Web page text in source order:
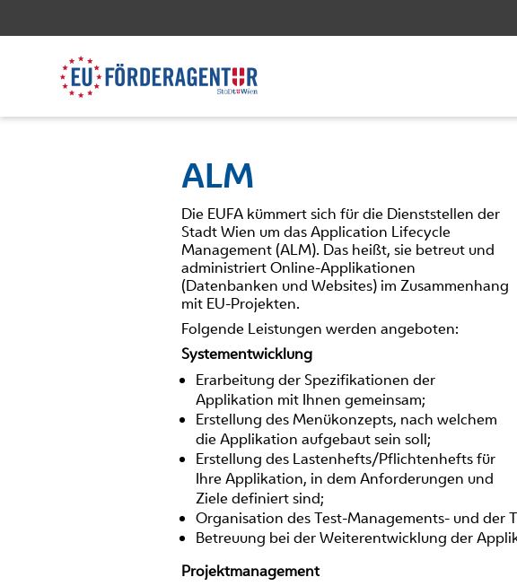
ALM
Die EUFA kümmert sich für die Dienststellen der
Stadt Wien um das Application Lifecycle
Management (ALM). Das heißt, sie betreut und
administriert Online-Applikationen
(Datenbanken und Websites) im Zusammenhang
mit EU-Projekten.
Folgende Leistungen werden angeboten:
Systementwicklung
Erarbeitung der Spezifikationen der
Applikation mit Ihnen gemeinsam;
Erstellung des Menükonzepts, nach welchem
die Applikation aufgebaut sein soll;
Erstellung des Lastenhefts/Pflichtenhefts für
Ihre Applikation, in dem Anforderungen und
Ziele definiert sind;
Organisation des Test-Managements- und der
Betreuung bei der Weiterentwicklung der
Projektmanagement